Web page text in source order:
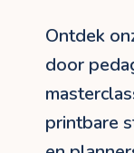
Ontdek
door
printbare